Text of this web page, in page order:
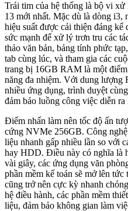
Trái tim của hệ thống là bộ vi
13 mới nhất. Mặc dù là dòng i3,
hiệu suất được cải thiện đáng
sức mạnh để xử lý trơn tru các
thảo văn bản, bảng tính phức
tab cùng lúc, và tham gia các
trang bị 16GB RAM là một
năng đa nhiệm. Với dung lượng
nhiều ứng dụng, trình duyệt
đảm bảo luồng công việc diễn
Điểm nhấn làm nên tốc độ ấn
cứng NVMe 256GB. Công
liệu nhanh gấp nhiều lần so với
hay HDD. Điều này có nghĩa là
vài giây, các ứng dụng văn
phần mềm kế toán sẽ mở lên
cũng trở nên cực kỳ nhanh
hệ điều hành, các phần mềm
liệu, đảm bảo không gian làm